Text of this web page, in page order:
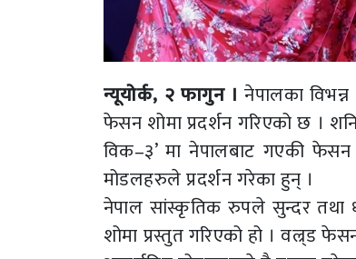
न्यूयोर्क, २ फागुन । नेपालका
फेसन शोमा प्रदर्शन गरिएको छ ।
विक–३’ मा नेपालबाट गएकी फेसन
मोडलहरुले प्रदर्शन गरेका हुन् ।
नेपाल सांस्कृतिक रुपले सुन्दर तथा
शोमा प्रस्तुत गरिएको हो । वल्र्ड